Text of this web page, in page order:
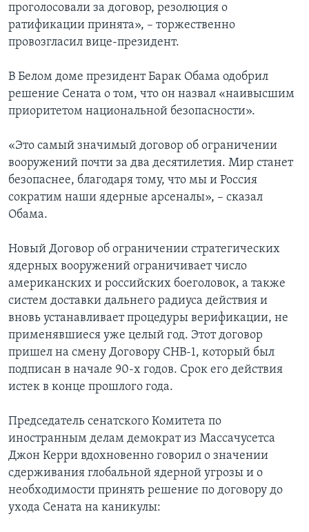
проголосовали за договор, резолюция о
ратификации принята», – торжественно
провозгласил вице-президент.
В Белом доме президент Барак Обама одобрил
решение Сената о том, что он назвал «наивысшим
приоритетом национальной безопасности».
«Это самый значимый договор об ограничении
вооружений почти за два десятилетия. Мир станет
безопаснее, благодаря тому, что мы и Россия
сократим наши ядерные арсеналы», – сказал
Обама.
Новый Договор об ограничении стратегических
ядерных вооружений ограничивает число
американских и российских боеголовок, а также
систем доставки дальнего радиуса действия и
вновь устанавливает процедуры верификации, не
применявшиеся уже целый год. Этот договор
пришел на смену Договору СНВ-1, который был
подписан в начале 90-х годов. Срок его действия
истек в конце прошлого года.
Председатель сенатского Комитета по
иностранным делам демократ из Массачусетса
Джон Керри вдохновенно говорил о значении
сдерживания глобальной ядерной угрозы и о
необходимости принять решение по договору до
ухода Сената на каникулы: